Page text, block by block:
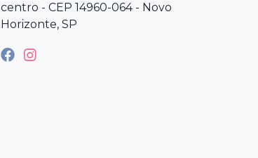
centro - CEP 14960-064 - Novo
Horizonte, SP